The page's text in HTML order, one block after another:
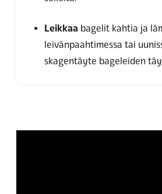
Leikkaa bagelit kahtia ja
leivänpaahtimessa tai
skagentäyte bageleiden